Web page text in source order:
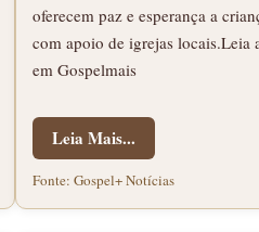
oferecem paz e esperança a
com apoio de igrejas locais.Leia
em Gospelmais
Leia Mais...
Fonte: Gospel+ Notícias